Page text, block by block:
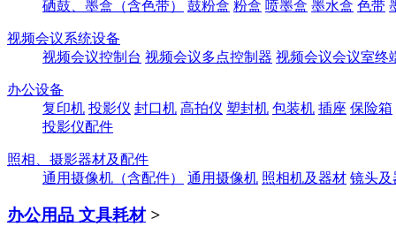
硒鼓、墨盒（含色带）
鼓粉盒 粉盒 喷墨盒 墨水盒 色带
视频会议系统设备
视频会议控制台 视频会议多点控制器 视频会议会议室终
办公设备
复印机 投影仪 封口机 高拍仪 塑封机 包装机 插座 保险箱
投影仪配件
照相、摄影器材及配件
通用摄像机（含配件）
通用摄像机 照相机及器材 镜头及
办公用品 文具耗材 >